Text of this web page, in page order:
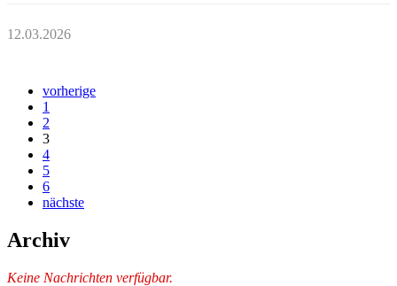
12.03.2026
vorherige
1
2
3
4
5
6
nächste
Archiv
Keine Nachrichten verfügbar.